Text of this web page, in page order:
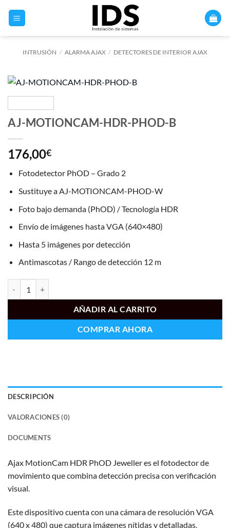
INTRUSIÓN / ALARMA AJAX / DETECTORES DE INTERIOR AJAX
AJ-MOTIONCAM-HDR-PHOD-B
176,00€
Fotodetector PhOD – Grado 2
Sustituye a AJ-MOTIONCAM-PHOD-W
Foto bajo demanda (PhOD) / Tecnología HDR
Envío de imágenes hasta VGA (640×480)
Hasta 5 imágenes por detección
Antimascotas / Rango de detección 12 m
AÑADIR AL CARRITO
COMPRAR AHORA
DESCRIPCIÓN
VALORACIONES (0)
DOCUMENTS
Ajax MotionCam HDR PhOD Jeweller es el fotodector de
movimiento que combina detección precisa con verificación
visual.
Este dispositivo cuenta con una cámara de resolución VGA
(640 x 480) que captura imágenes nítidas y detalladas,